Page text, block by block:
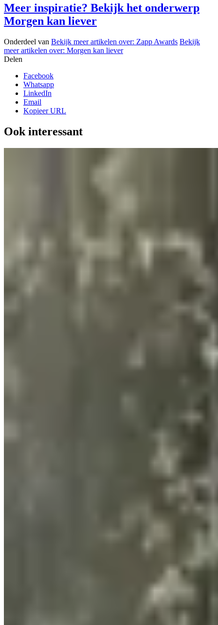
Meer inspiratie? Bekijk het onderwerp
Morgen kan liever
Onderdeel van Bekijk meer artikelen over: Zapp Awards Bekijk
meer artikelen over: Morgen kan liever
Delen
Facebook
Whatsapp
LinkedIn
Email
Kopieer URL
Ook interessant